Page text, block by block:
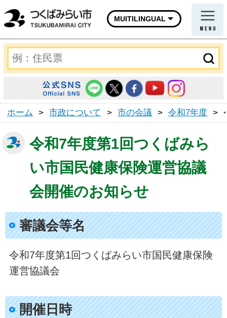
MUITILINGUAL
ホーム > 市政について > 市の会議 > 令和7年度 >
令和7年度第1回つくばみら
い市国民健康保険運営協議
会開催のお知らせ
審議会等名
令和7年度第1回つくばみらい市国民健康保険
運営協議会
開催日時​